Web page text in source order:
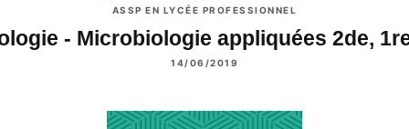
ASSP EN LYCÉE PROFESSIONNEL
- Microbiologie appliquées 2de,
14/06/2019